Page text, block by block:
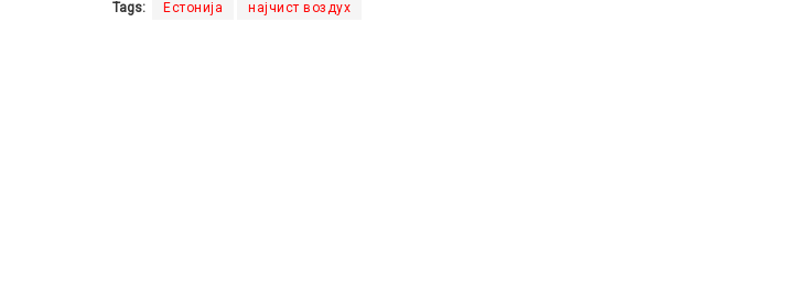
Tags: Естонија најчист воздух